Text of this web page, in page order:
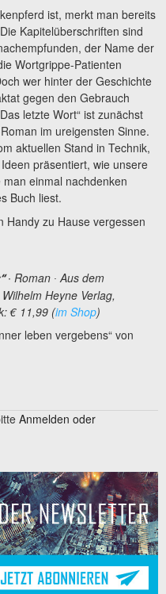
ist, merkt man bereits
Kapitelüberschriften sind
der Name der
Wortgrippe-Patienten
wer hinter der Geschichte
gegen den Gebrauch
letzte Wort“ ist zunächst
im ureigensten Sinne.
aktuellen Stand in Technik,
präsentiert, wie unsere
einmal nachdenken
Buch liest.
Handy zu Hause vergessen
∙ Roman ∙ Aus dem
Heyne Verlag,
€ 11,99 (im Shop)
leben vergebens“ von
Anmelden oder